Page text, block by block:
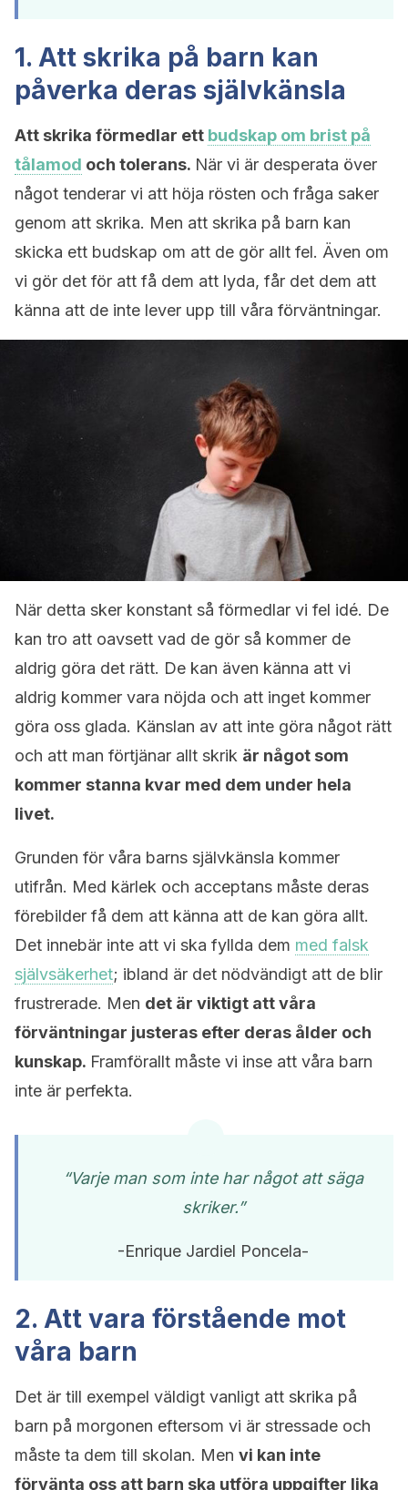
1. Att skrika på barn kan
påverka deras självkänsla
Att skrika förmedlar ett budskap om brist på
tålamod och tolerans. När vi är desperata över
något tenderar vi att höja rösten och fråga saker
genom att skrika. Men att skrika på barn kan
skicka ett budskap om att de gör allt fel. Även om
vi gör det för att få dem att lyda, får det dem att
känna att de inte lever upp till våra förväntningar.
När detta sker konstant så förmedlar vi fel idé. De
kan tro att oavsett vad de gör så kommer de
aldrig göra det rätt. De kan även känna att vi
aldrig kommer vara nöjda och att inget kommer
göra oss glada. Känslan av att inte göra något rätt
och att man förtjänar allt skrik är något som
kommer stanna kvar med dem under hela
livet.
Grunden för våra barns självkänsla kommer
utifrån. Med kärlek och acceptans måste deras
förebilder få dem att känna att de kan göra allt.
Det innebär inte att vi ska fyllda dem med falsk
självsäkerhet; ibland är det nödvändigt att de blir
frustrerade. Men det är viktigt att våra
förväntningar justeras efter deras ålder och
kunskap. Framförallt måste vi inse att våra barn
inte är perfekta.
“Varje man som inte har något att säga
skriker.”
-Enrique Jardiel Poncela-
2. Att vara förstående mot
våra barn
Det är till exempel väldigt vanligt att skrika på
barn på morgonen eftersom vi är stressade och
måste ta dem till skolan. Men vi kan inte
förvänta oss att barn ska utföra uppgifter lika